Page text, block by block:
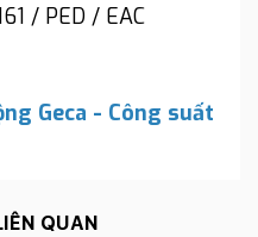
/ PED / EAC
Geca - Công suất
QUAN